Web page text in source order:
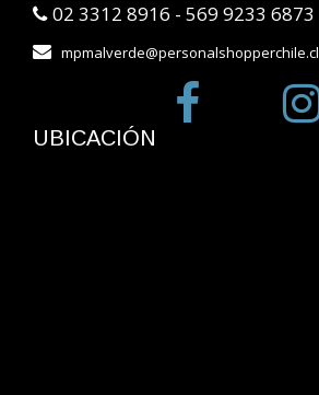
02 3312 8916 - 569 9233 6873
mpmalverde@personalshopperchile.cl
UBICACIÓN